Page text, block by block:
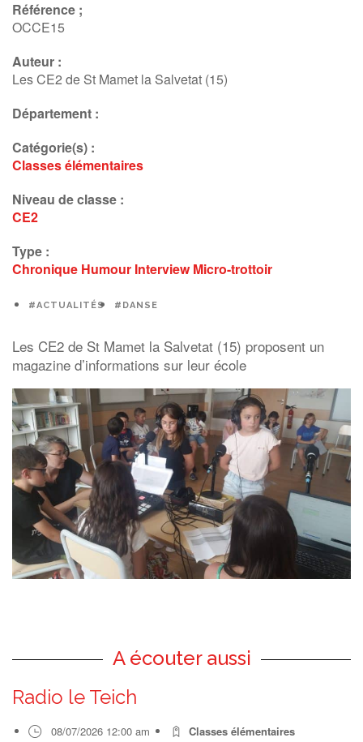
Référence ;
OCCE15
Auteur :
Les CE2 de St Mamet la Salvetat (15)
Département :
Catégorie(s) :
Classes élémentaires
Niveau de classe :
CE2
Type :
Chronique Humour Interview Micro-trottoir
#ACTUALITÉS #DANSE
Les CE2 de St Mamet la Salvetat (15) proposent un
magazine d’informations sur leur école
A écouter aussi
Radio le Teich
08/07/2026 12:00 am
Classes élémentaires